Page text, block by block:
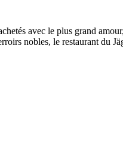
avec le plus grand
nobles, le restaurant du